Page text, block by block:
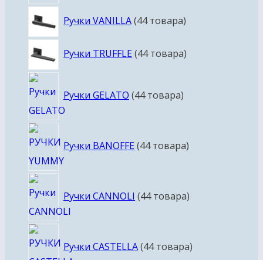
Ручки VANILLA 44 товара
Ручки TRUFFLE 44 товара
Ручки GELATO 44 товара
Ручки BANOFFE 44 товара
Ручки CANNOLI 44 товара
Ручки CASTELLA 44 товара